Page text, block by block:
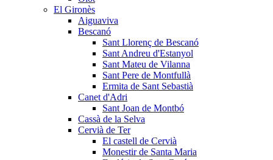
El Gironès
Aiguaviva
Bescanó
Sant Llorenç de Bescanó
Sant Andreu d'Estanyol
Sant Mateu de Vilanna
Sant Pere de Montfullà
Ermita de Sant Sebastià
Canet d'Adri
Sant Joan de Montbó
Cassà de la Selva
Cervià de Ter
El castell de Cervià
Monestir de Santa Maria